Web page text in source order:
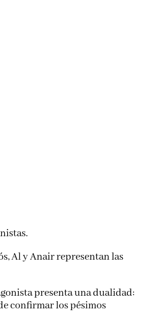
Al y Anair representan las
presenta una dualidad:
confirmar los pésimos